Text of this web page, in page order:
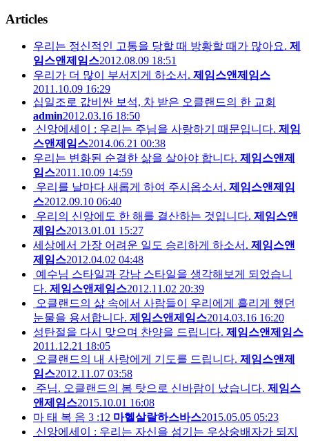
Articles
우리는 정신적인 고통을 당할 때 방황할 때가 많아요. 제
임스앤제임스2012.08.09 18:51
우리가 더 많이 부서지게 하소서. 제임스앤제임스
2011.10.09 16:29
십일조로 값비싼 보석, 차 받은 오클랜드의 한 교회
admin2012.03.16 18:50
신앙에세이 : 우리는 주님을 사랑하기 때문입니다. 제임
스앤제임스2014.06.21 00:38
우리는 변화된 순결한 삶을 살아야 합니다. 제임스앤제
임스2011.10.09 14:59
우리를 날마다 새롭게 하여 주시옵소서. 제임스앤제임
스2012.09.10 06:40
우리의 신앙에도 한 해를 결산하는 것입니다. 제임스앤
제임스2013.01.01 15:27
세상에서 가장 어려운 일도 승리하게 하소서. 제임스앤
제임스2012.04.02 04:48
예수님 스타일과 강남 스타일을 생각해보게 되었습니
다. 제임스앤제임스2012.11.02 20:39
오클랜드의 삶 속에서 사람들이 우리에게 흘리게 했던
눈물을 용서합니다. 제임스앤제임스2014.03.16 16:20
성탄절을 다시 맞으며 찬양을 드립니다. 제임스앤제임스
2011.12.21 18:05
오클랜드의 내 사랑에게 기도를 드립니다. 제임스앤제
임스2012.11.07 03:58
주님. 오클랜드의 봄 탓으로 신바람이 났습니다. 제임스
앤제임스2015.10.01 16:08
마 태 복 음 3 :12 마헬살랄하스바스2015.05.05 05:23
신앙에세이 : 우리는 자신을 섬기는 우상숭배자가 되지